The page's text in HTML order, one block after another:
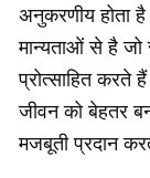
अनुकरणीय होता
मान्यताओं से है जो
प्रोत्साहित करते
जीवन को बेहतर
मजबूती प्रदान